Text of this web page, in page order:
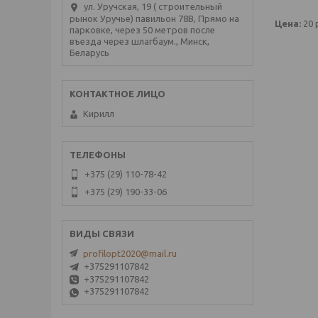
Цена: 20
ул. Уручская, 19 ( строительный
рынок Уручье) павильон 78В, Прямо на
парковке, через 50 метров после
въезда через шлагбаум., Минск,
Беларусь
Кирилл
+375 (29) 110-78-42
+375 (29) 190-33-06
profilopt2020@mail.ru
+375291107842
+375291107842
+375291107842